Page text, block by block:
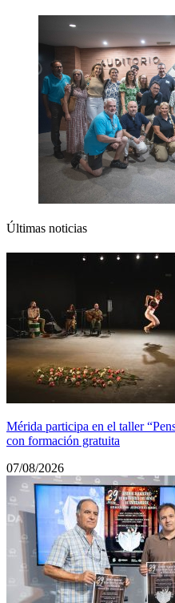
Últimas noticias
Mérida participa en el taller
con formación gratuita
07/08/2026